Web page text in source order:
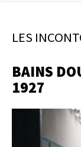
LES
BAINS
1927